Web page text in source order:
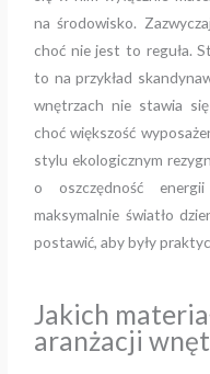
na środowisko.
choć nie jest to reguła.
to na przykład
wnętrzach nie stawia
choć większość
stylu ekologicznym
o oszczędność
maksymalnie światło
postawić, aby były
Jakich
aranżacji